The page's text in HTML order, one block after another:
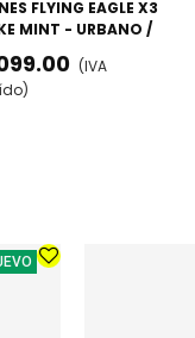
FLYING EAGLE X3
MINT - URBANO /
(DOBLE TALLA)
(IVA